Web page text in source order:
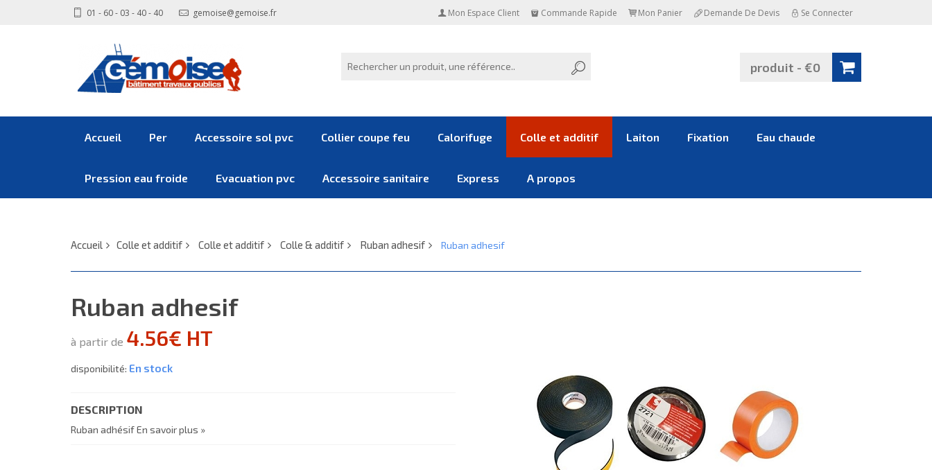
01 - 60 - 03 - 40 - 40 gemoise@gemoise.fr Mon Espace Client Commande Rapide Mon Panier Demande De Devis Se Connecter
produit - €0
Accueil Per Accessoire sol pvc Collier coupe feu Calorifuge Colle et additif Laiton Fixation Eau chaude
Pression eau froide Evacuation pvc Accessoire sanitaire Express A propos
Accueil Colle et additif Colle et additif Colle & additif Ruban adhesif Ruban adhesif
ruban adhesif
à partir de 4.56€ HT
disponibilité: En stock
DESCRIPTION
Ruban adhésifEn savoir plus »